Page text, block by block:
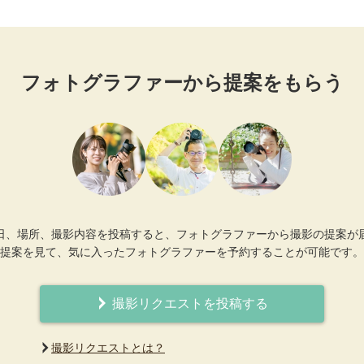
フォトグラファーから提案をもらう
、場所、撮影内容を投稿すると、フォトグラファーから撮影の提案が
提案を見て、気に入ったフォトグラファーを予約することが可能です。
撮影リクエストを投稿する
撮影リクエストとは？